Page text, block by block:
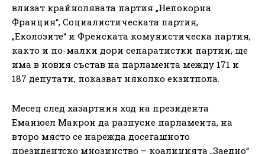
влизат крайнолявата партия „Непокорна
Франция“, Социалистическата партия,
„Еколозите“ и Френската комунистическа партия,
както и по-малки дори сепаратистки партии, ще
има в новия състав на парламента между 171 и
187 депутати, показват няколко екзитпола.
Месец след хазартния ход на президента
Еманюел Макрон да разпусне парламента, на
второ място се нарежда досегашното
президентско мнозинство – коалицията „Заедно“